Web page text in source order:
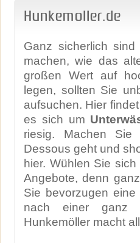
Hunkemoller.de
Ganz sicherlich
machen, wie das
großen Wert auf
legen, sollten Sie
aufsuchen. Hier
es sich um
riesig. Machen
Dessous geht und
hier. Wühlen Sie
Angebote, denn
Sie bevorzugen
nach einer ganz
Hunkemöller macht